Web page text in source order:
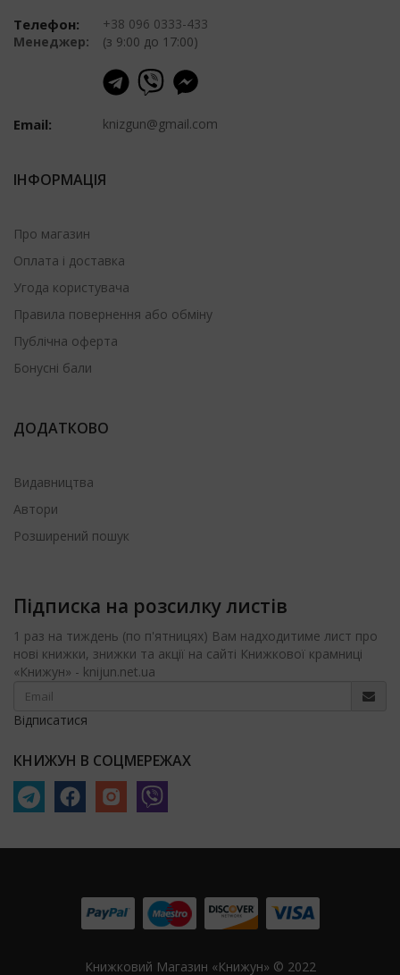
Телефон:
+38 096 0333-433
Менеджер:
(з 9:00 до 17:00)
Email: knizgun@gmail.com
ІНФОРМАЦІЯ
Про магазин
Оплата і доставка
Угода користувача
Правила повернення або обміну
Публічна оферта
Бонусні бали
ДОДАТКОВО
Видавництва
Автори
Розширений пошук
Підписка на розсилку листів
1 раз на тиждень (по п'ятницях) Вам надходитиме лист про
нові книжки, знижки та акції на сайті Книжкової крамниці
«Книжун» - knijun.net.ua
Відписатися
КНИЖУН В СОЦМЕРЕЖАХ
Книжковий Магазин «Книжун» © 2022